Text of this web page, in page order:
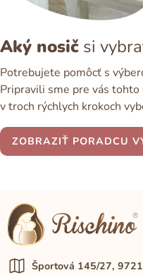
Aký nosič si
Potrebujete pomôcť s
Pripravili sme pre vás
v troch rýchlych krokoch
ZOBRAZIŤ PORADCU
Športová 145/27,